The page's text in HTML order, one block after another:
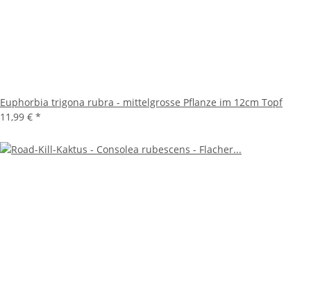
Euphorbia trigona rubra - mittelgrosse Pflanze im 12cm Topf
11,99 € *